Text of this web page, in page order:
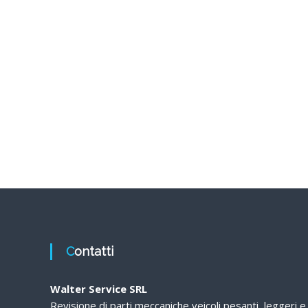
Contatti
Walter Service SRL
Revisione di parti meccaniche veicoli pesanti, leggeri e